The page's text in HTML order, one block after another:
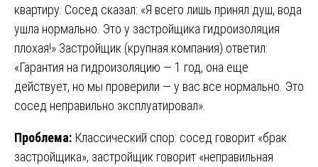
квартиру. Сосед сказал: «Я всего лишь принял душ, вода
ушла нормально. Это у застройщика гидроизоляция
плохая!» Застройщик (крупная компания) ответил:
«Гарантия на гидроизоляцию — 1 год, она еще
действует, но мы проверили — у вас все нормально. Это
сосед неправильно эксплуатировал».
Проблема: Классический спор: сосед говорит «брак
застройщика», застройщик говорит «неправильная